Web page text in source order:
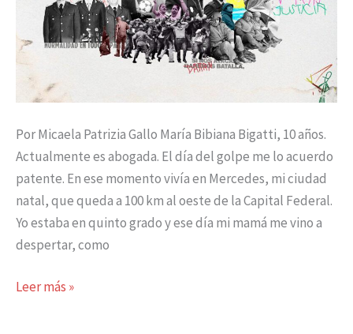
Por Micaela Patrizia Gallo María Bibiana Bigatti, 10 años.
Actualmente es abogada. El día del golpe me lo acuerdo
patente. En ese momento vivía en Mercedes, mi ciudad
natal, que queda a 100 km al oeste de la Capital Federal.
Yo estaba en quinto grado y ese día mi mamá me vino a
despertar, como
Leer más »